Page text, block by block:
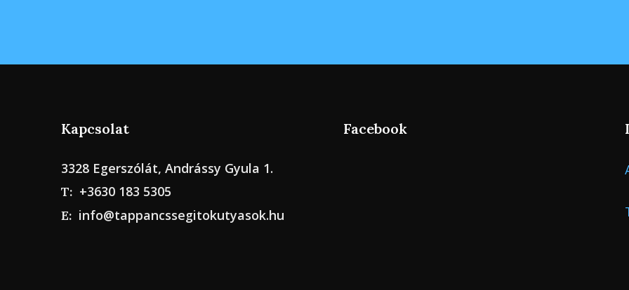
Kapcsolat
3328 Egerszólát, Andrássy Gyula 1.
T: +3630 183 5305
E: info@tappancssegitokutyasok.hu
Facebook